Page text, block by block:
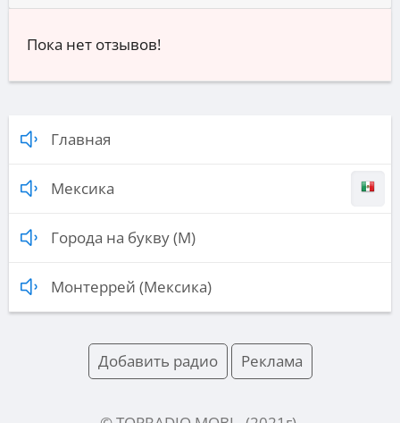
Пока нет отзывов!
Главная
Мексика
Города на букву (М)
Монтеррей (Мексика)
Добавить радио Реклама